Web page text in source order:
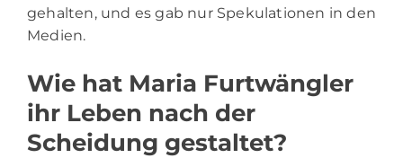
gehalten, und es gab nur Spekulationen in den
Medien.
Wie hat Maria Furtwängler
ihr Leben nach der
Scheidung gestaltet?